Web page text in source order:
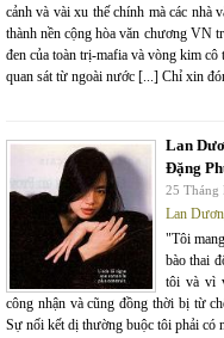
cảnh và vài xu thế chính mà các
thành nền cộng hòa văn chương VN
đen của toàn trị-mafia và vòng kim
quan sát từ ngoài nước [...] Chỉ xin
Lan
Đặng
25 Tháng
Lan
"Tôi
bào thai
tôi và vì
công nhận và cũng đồng thời bị từ
Sự nối kết dị thường buộc tôi phải có